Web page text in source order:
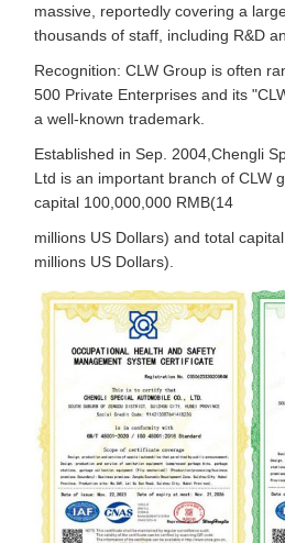
massive, reportedly covering a
thousands of staff, including R&D
Recognition: CLW Group is often
500 Private Enterprises and its
a well-known trademark.
Established in Sep. 2004,Chengli
Ltd is an important branch of CLW
capital 100,000,000 RMB(14
millions US Dollars) and total
millions US Dollars).